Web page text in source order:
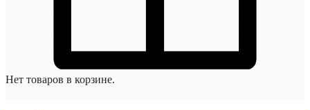
Нет товаров в корзине.